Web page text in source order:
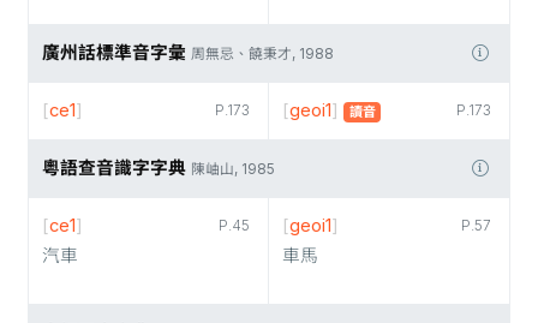
廣州話標準音字彙 周無忌、饒秉才, 1988
P.173
[ce1] P.173
[geoi1] 讀音
粵語查音識字字典 陳岫山, 1985
P.45
[ce1]
汽車
P.57
[geoi1]
車馬